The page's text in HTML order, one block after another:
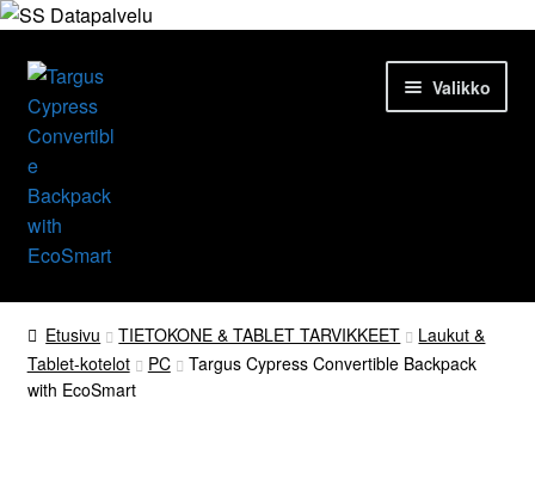
Siirry
navigointiin
Siirry
sisältöön
Valikko
Etusivu
Tuotteet
Etusivu TIETOKONE & TABLET TARVIKKEET
Laukut &
Tablet-kotelot
PC
Targus Cypress Convertible Backpack
with EcoSmart